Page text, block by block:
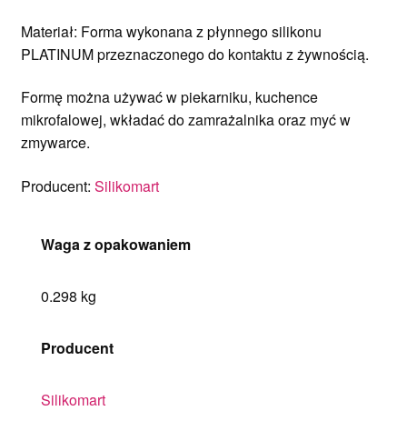
Materiał: Forma wykonana z płynnego silikonu
PLATINUM przeznaczonego do kontaktu z żywnością.
Formę można używać w piekarniku, kuchence
mikrofalowej, wkładać do zamrażalnika oraz myć w
zmywarce.
Producent: Silikomart
Waga z opakowaniem
0.298 kg
Producent
Silikomart